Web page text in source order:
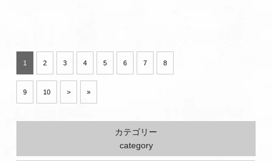
1 2 3 4 5 6 7 8
9 10 > »
カテゴリー
category